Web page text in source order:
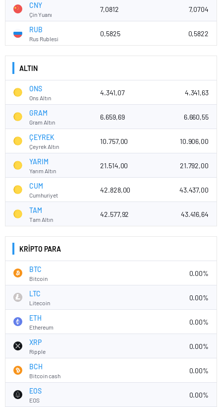
CNY
Çin Yuanı
7,0812 7,0704
RUB
Rus Rublesi
0,5825 0,5822
ALTIN
ONS
Ons Altın
4.341,07 4.341,63
GRAM
Gram Altın
6.659,69 6.660,55
ÇEYREK
Çeyrek Altın
10.757,00 10.906,00
YARIM
Yarım Altın
21.514,00 21.792,00
CUM
Cumhuriyet
42.828,00 43.437,00
TAM
Tam Altın
42.577,92 43.416,64
KRİPTO PARA
BTC
Bitcoin
0.00%
LTC
Litecoin
0.00%
ETH
Ethereum
0.00%
XRP
Ripple
0.00%
BCH
Bitcoin cash
0.00%
EOS
EOS
0.00%